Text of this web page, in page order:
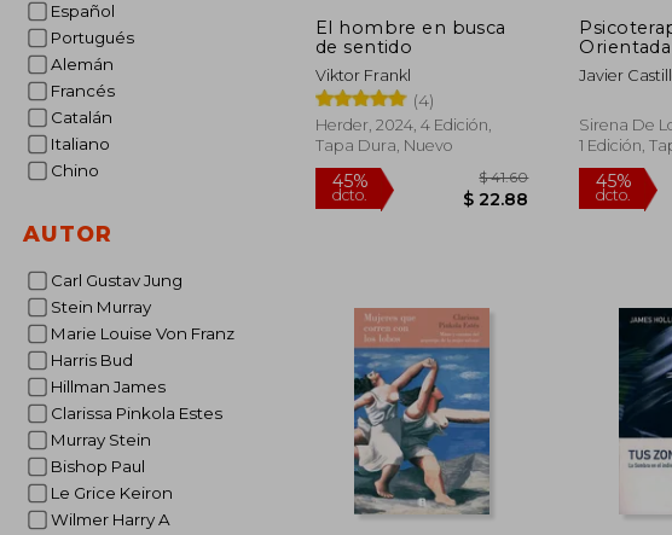
Español
Portugués
Alemán
Francés
Catalán
Italiano
Chino
AUTOR
Carl Gustav Jung
Stein Murray
Marie Louise Von Franz
Harris Bud
Hillman James
Clarissa Pinkola Estes
Murray Stein
Bishop Paul
Le Grice Keiron
Wilmer Harry A
El hombre en busca
de sentido
Viktor Frankl
(4)
Herder, 2024, 4 Edición,
Tapa Dura, Nuevo
Javier
Sirena De
1 Edición,
Nuevo